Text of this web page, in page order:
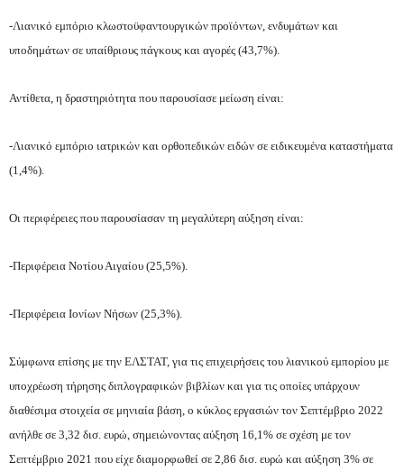
-Λιανικό εμπόριο κλωστοϋφαντουργικών προϊόντων, ενδυμάτων και
υποδημάτων σε υπαίθριους πάγκους και αγορές (43,7%).
Αντίθετα, η δραστηριότητα που παρουσίασε μείωση είναι:
-Λιανικό εμπόριο ιατρικών και ορθοπεδικών ειδών σε ειδικευμένα καταστήματα
(1,4%).
Οι περιφέρειες που παρουσίασαν τη μεγαλύτερη αύξηση είναι:
-Περιφέρεια Νοτίου Αιγαίου (25,5%).
-Περιφέρεια Ιονίων Νήσων (25,3%).
Σύμφωνα επίσης με την ΕΛΣΤΑΤ, για τις επιχειρήσεις του λιανικού εμπορίου με
υποχρέωση τήρησης διπλογραφικών βιβλίων και για τις οποίες υπάρχουν
διαθέσιμα στοιχεία σε μηνιαία βάση, ο κύκλος εργασιών τον Σεπτέμβριο 2022
ανήλθε σε 3,32 δισ. ευρώ, σημειώνοντας αύξηση 16,1% σε σχέση με τον
Σεπτέμβριο 2021 που είχε διαμορφωθεί σε 2,86 δισ. ευρώ και αύξηση 3% σε